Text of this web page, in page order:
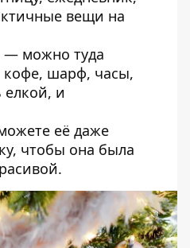
вещи на
— можно туда
шарф, часы,
и
её даже
чтобы она была